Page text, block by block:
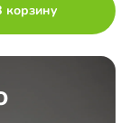
корзину